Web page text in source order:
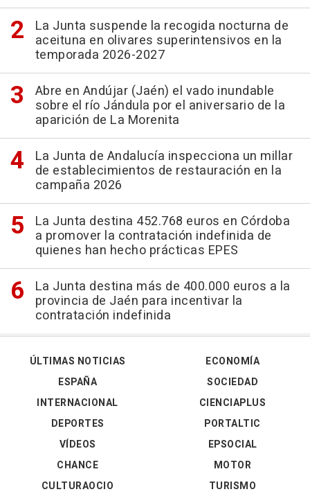
La Junta suspende la recogida nocturna de
aceituna en olivares superintensivos en la
temporada 2026-2027
Abre en Andújar (Jaén) el vado inundable
sobre el río Jándula por el aniversario de la
aparición de La Morenita
La Junta de Andalucía inspecciona un millar
de establecimientos de restauración en la
campaña 2026
La Junta destina 452.768 euros en Córdoba
a promover la contratación indefinida de
quienes han hecho prácticas EPES
La Junta destina más de 400.000 euros a la
provincia de Jaén para incentivar la
contratación indefinida
ÚLTIMAS NOTICIAS
ESPAÑA
INTERNACIONAL
DEPORTES
VÍDEOS
ECONOMÍA
SOCIEDAD
CIENCIAPLUS
PORTALTIC
EPSOCIAL
CHANCE
CULTURAOCIO
MOTOR
TURISMO